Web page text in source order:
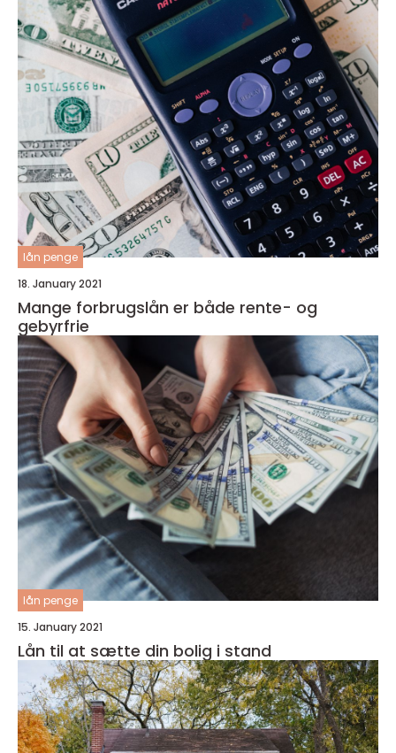
lån penge
18. January 2021
Mange forbrugslån er både rente- og
gebyrfrie
lån penge
15. January 2021
Lån til at sætte din bolig i stand